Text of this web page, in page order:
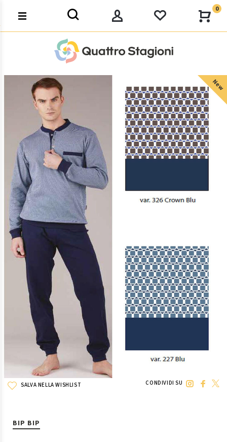
0
New
SALVA NELLA WISHLIST CONDIVIDI SU
BIP BIP